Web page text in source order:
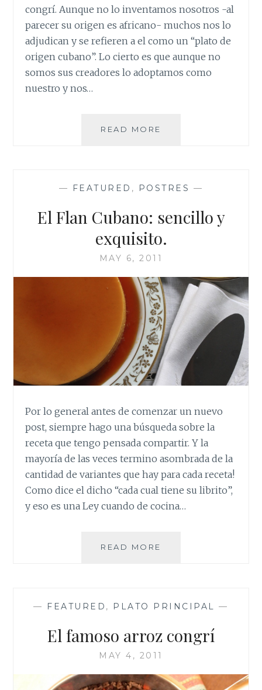
congrí. Aunque no lo inventamos nosotros -al
parecer su origen es africano- muchos nos lo
adjudican y se refieren a el como un “plato de
origen cubano”. Lo cierto es que aunque no
somos sus creadores lo adoptamos como
nuestro y nos…
READ MORE
DEDOS
— FEATURED , POSTRES —
El Flan Cubano: sencillo y
exquisito.
MAY 6, 2011
Por lo general antes de comenzar un nuevo
post, siempre hago una búsqueda sobre la
receta que tengo pensada compartir. Y la
mayoría de las veces termino asombrada de la
cantidad de variantes que hay para cada receta!
Como dice el dicho “cada cual tiene su librito”,
y eso es una Ley cuando de cocina…
READ MORE
EXQUISITO.
— FEATURED , PLATO PRINCIPAL —
El famoso arroz congrí
MAY 4, 2011